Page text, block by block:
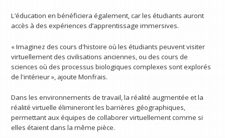
L’éducation en bénéficiera également, car les étudiants auront
accès à des expériences d’apprentissage immersives.
« Imaginez des cours d'histoire où les étudiants peuvent visiter
virtuellement des civilisations anciennes, ou des cours de
sciences où des processus biologiques complexes sont explorés
de l'intérieur », ajoute Monfrais.
Dans les environnements de travail, la réalité augmentée et la
réalité virtuelle élimineront les barrières géographiques,
permettant aux équipes de collaborer virtuellement comme si
elles étaient dans la même pièce.